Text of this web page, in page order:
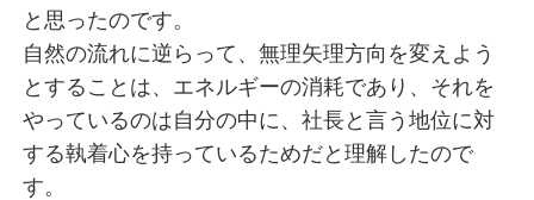
と思ったのです。
自然の流れに逆らって、無理矢理方向を変えよう
とすることは、エネルギーの消耗であり、それを
やっているのは自分の中に、社長と言う地位に対
する執着心を持っているためだと理解したので
す。